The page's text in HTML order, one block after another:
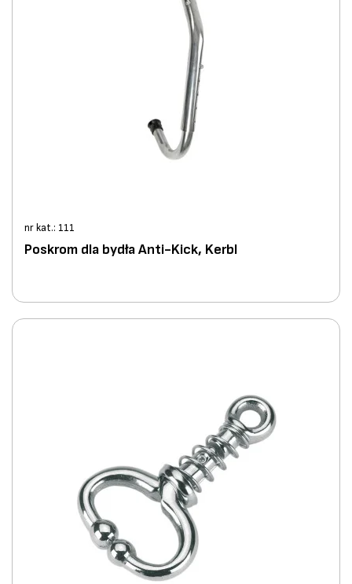
nr kat.: 111
Poskrom dla bydła Anti-Kick, Kerbl